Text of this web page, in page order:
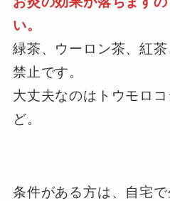
い。
緑茶、ウーロン茶、紅
禁止です。
大丈夫なのはトウモロ
ど。
条件がある方は、自宅